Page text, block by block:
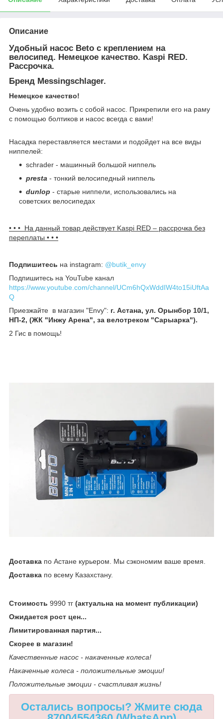
Описание
Удобный насос Beto с креплением на
велосипед. Немецкое качество. Kaspi RED.
Рассрочка.
Бренд Messingschlager.
Немецкое качество!
Очень удобно возить с собой насос. Прикрепили его на раму
с помощью болтиков и насос всегда с вами!
Насадка переставляется местами и подойдет на все виды
ниппелей:
schrader - машинный большой ниппель
presta - тонкий велосипедный ниппель
dunlop - старые ниппели, использовались на
советских велосипедах
• • • На данный товар действует Kaspi RED – рассрочка без
переплаты • • •
Подпишитесь на instagram: @butik_envy
Подпишитесь на YouTube канал
https://www.youtube.com/channel/UCm6hQxWddIW4to15iUftAa
Q
Приезжайте в магазин "Envy": г. Астана, ул. Орынбор 10/1,
НП-2, (ЖК "Инжу Арена", за велотреком "Сарыарка").
2 Гис в помощь!
Доставка по Астане курьером. Мы сэкономим ваше время.
Доставка по всему Казахстану.
Стоимость 9990 тг (актуальна на момент публикации)
Ожидается рост цен...
Лимитированная партия...
Скорее в магазин!
Качественные насос - накаченные колеса!
Накаченные колеса - положительные эмоции!
Положительные эмоции - счастливая жизнь!
Остались вопросы? Жмите сюда